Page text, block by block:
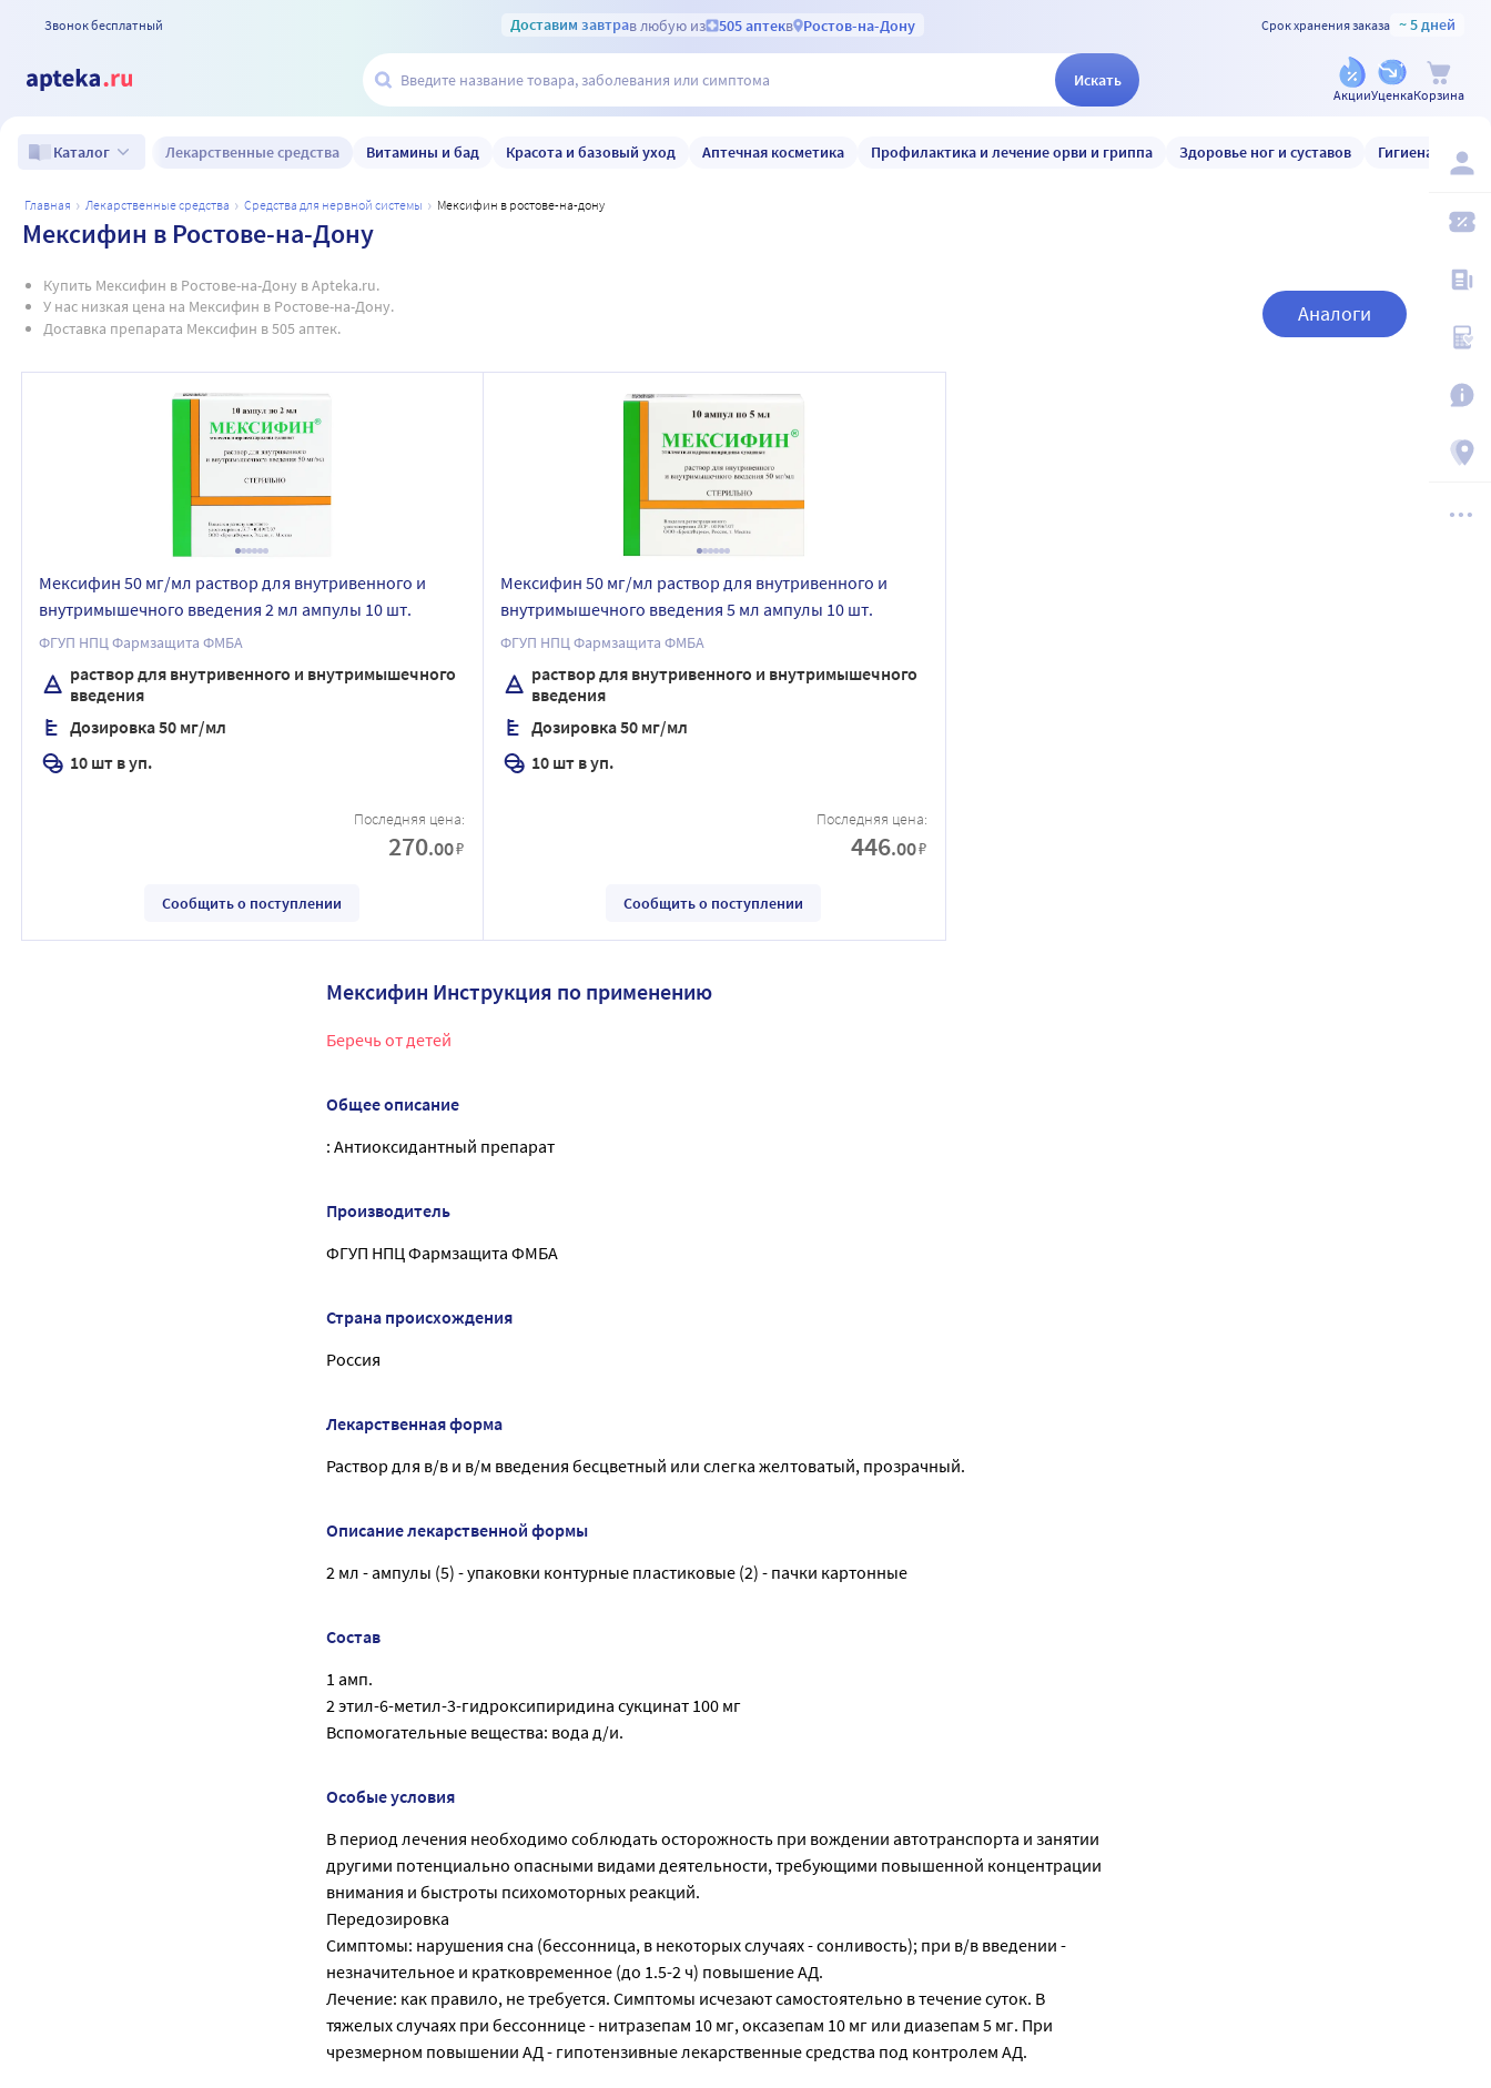
Звонок бесплатный Доставим завтрав любую из 505 аптекв Ростов-на-Дону Срок хранения заказа ~ 5 дней
Искать
АкцииУценкаКорзина
Каталог Лекарственные средства Витамины и бад Красота и базовый уход Аптечная косметика Профилактика и лечение орви и гриппа Здоровье ног и суставов Гигиена и уход
главная лекарственные средства средства для нервной системы мексифин в ростове-на-дону
Мексифин в Ростове-на-Дону
Купить Мексифин в Ростове-на-Дону в Apteka.ru.
У нас низкая цена на Мексифин в Ростове-на-Дону.
Доставка препарата Мексифин в 505 аптек.
Аналоги
Мексифин 50 мг/мл раствор для внутривенного и
внутримышечного введения 2 мл ампулы 10 шт.
ФГУП НПЦ Фармзащита ФМБА
раствор для внутривенного и внутримышечного
введения
Дозировка 50 мг/мл
10 шт в уп.
Последняя цена:
270.00₽
Сообщить о поступлении
Мексифин 50 мг/мл раствор для внутривенного и
внутримышечного введения 5 мл ампулы 10 шт.
ФГУП НПЦ Фармзащита ФМБА
раствор для внутривенного и внутримышечного
введения
Дозировка 50 мг/мл
10 шт в уп.
Последняя цена:
446.00₽
Сообщить о поступлении
Мексифин Инструкция по применению
Беречь от детей
Общее описание
: Антиоксидантный препарат
Производитель
ФГУП НПЦ Фармзащита ФМБА
Страна происхождения
Россия
Лекарственная форма
Раствор для в/в и в/м введения бесцветный или слегка желтоватый, прозрачный.
Описание лекарственной формы
2 мл - ампулы (5) - упаковки контурные пластиковые (2) - пачки картонные
Состав
1 амп.
2 этил-6-метил-3-гидроксипиридина сукцинат 100 мг
Вспомогательные вещества: вода д/и.
Особые условия
В период лечения необходимо соблюдать осторожность при вождении автотранспорта и занятии
другими потенциально опасными видами деятельности, требующими повышенной концентрации
внимания и быстроты психомоторных реакций.
Передозировка
Симптомы: нарушения сна (бессонница, в некоторых случаях - сонливость); при в/в введении -
незначительное и кратковременное (до 1.5-2 ч) повышение АД.
Лечение: как правило, не требуется. Симптомы исчезают самостоятельно в течение суток. В
тяжелых случаях при бессоннице - нитразепам 10 мг, оксазепам 10 мг или диазепам 5 мг. При
чрезмерном повышении АД - гипотензивные лекарственные средства под контролем АД.